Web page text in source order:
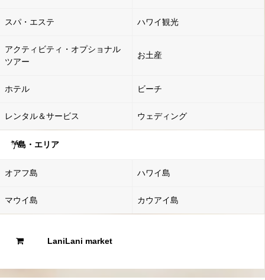
スパ・エステ ハワイ観光
アクティビティ・オプショナル
ツアー
お土産
ホテル ビーチ
レンタル＆サービス ウェディング
島・エリア
オアフ島 ハワイ島
マウイ島 カウアイ島
LaniLani market